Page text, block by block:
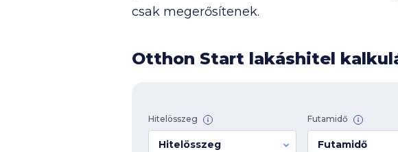
csak megerősítenek.
Otthon Start lakáshitel
Hitelösszeg
Hitelösszeg
Futamidő
Futamidő